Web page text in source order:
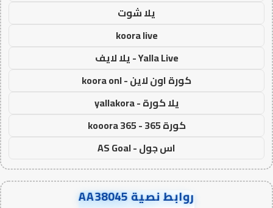
يلا شوت
koora live
Yalla Live - يلا لايف
كورة اون لاين - koora onl
يلا كورة - yallakora
كورة 365 - kooora 365
اس جول - AS Goal
روابط نصية AA38045